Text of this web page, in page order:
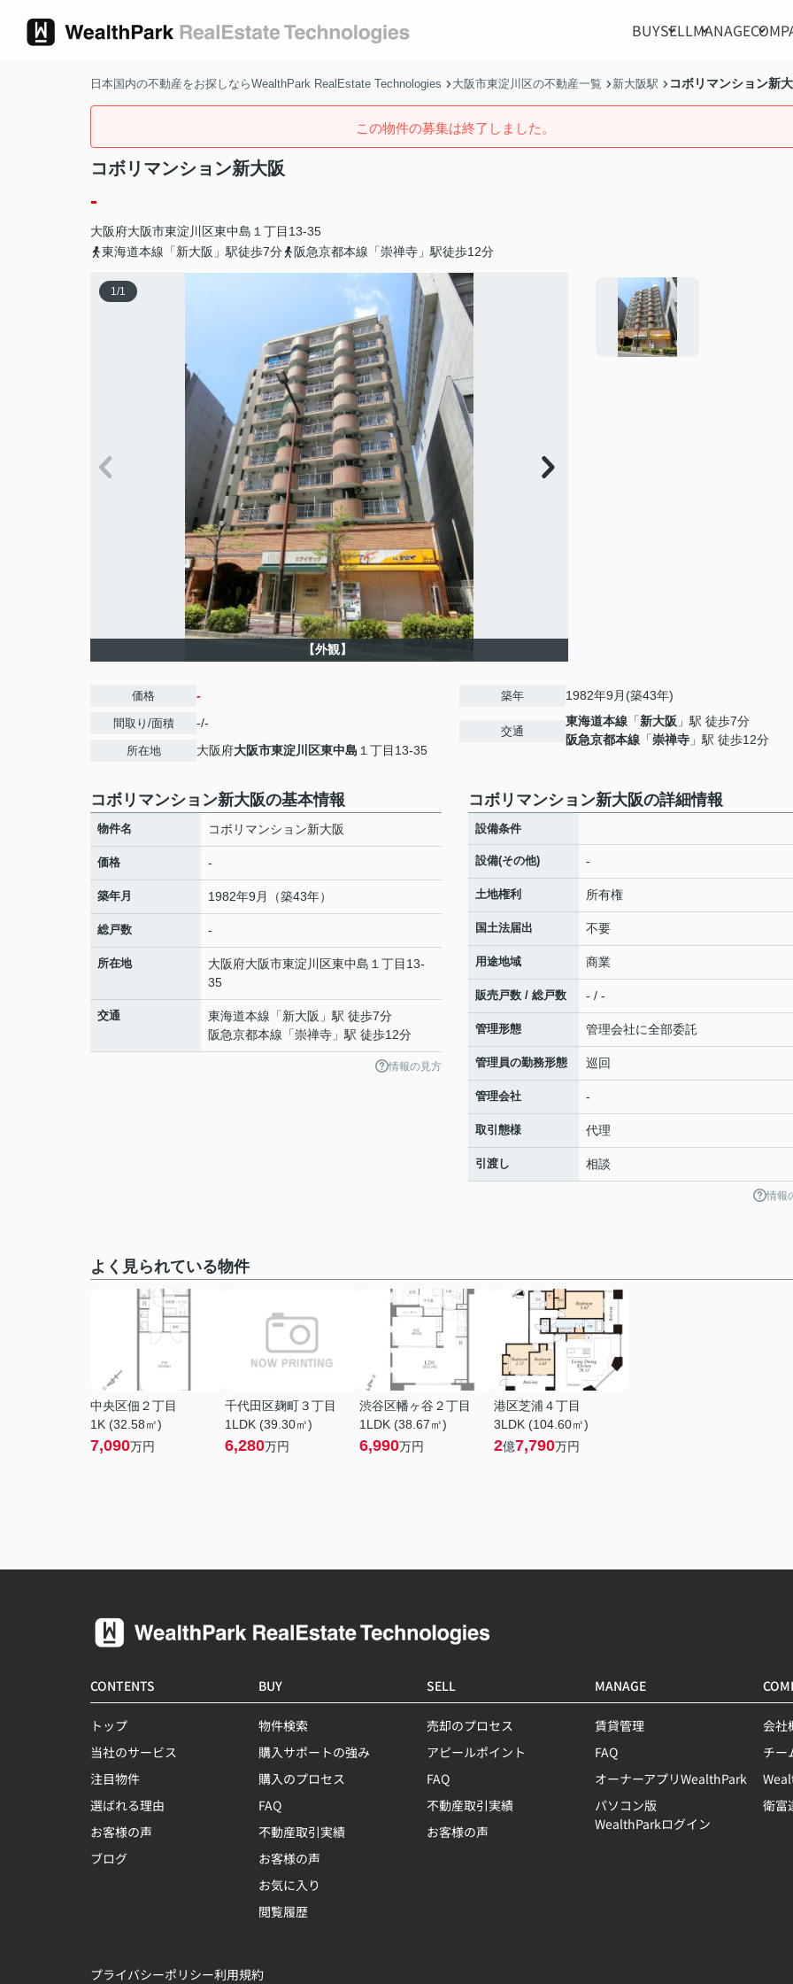
BUYSELLMANAGE
日本国内の不動産をお探しならWealthPark RealEstate Technologies 大阪市東淀川区の不動産一覧 新大阪駅 コボリマンション新
この物件の募集は終了しました。
コボリマンション新大阪
-
大阪府大阪市東淀川区東中島 １丁目13-35
東海道本線「新大阪」駅徒歩7分
阪急京都本線「崇禅寺」駅徒歩12分
1/1
【外観】
価格 -
間取り/面積 -/-
所在地 大阪府大阪市東淀川区東中島 １丁目13-35
築年 1982年9月(築43年)
交通
東海道本線 「新大阪 」駅 徒歩7分
阪急京都本線 「崇禅寺 」駅 徒歩12分
コボリマンション新大阪の基本情報
物件名 コボリマンション新大阪
価格 -
築年月 1982年9月（築43年）
総戸数 -
所在地 大阪府大阪市東淀川区東中島 １丁目13-
35
交通 東海道本線 「新大阪 」駅 徒歩7分
阪急京都本線 「崇禅寺 」駅 徒歩12分
情報の見方
コボリマンション新大阪の詳細情報
設備条件
設備(その他) -
土地権利 所有権
国土法届出 不要
用途地域 商業
販売戸数 / 総戸数 - / -
管理形態 管理会社に全部委託
管理員の勤務形態 巡回
管理会社 -
取引態様 代理
引渡し 相談
情報
よく見られている物件
中央区佃２丁目
1K (32.58㎡)
7,090万円
千代田区麹町３丁目
1LDK (39.30㎡)
6,280万円
渋谷区幡ヶ谷２丁目
1LDK (38.67㎡)
6,990万円
港区芝浦４丁目
3LDK (104.60㎡)
2億7,790万円
CONTENTS
トップ
当社のサービス
注目物件
選ばれる理由
お客様の声
ブログ
BUY
物件検索
購入サポートの強み
購入のプロセス
FAQ
不動産取引実績
お客様の声
お気に入り
閲覧履歴
SELL
売却のプロセス
アピールポイント
FAQ
不動産取引実績
お客様の声
MANAGE
賃貸管理
FAQ
オーナーアプリWealthPark
パソコン版
WealthParkログイン
会社
チー
衛富
プライバシーポリシー利用規約